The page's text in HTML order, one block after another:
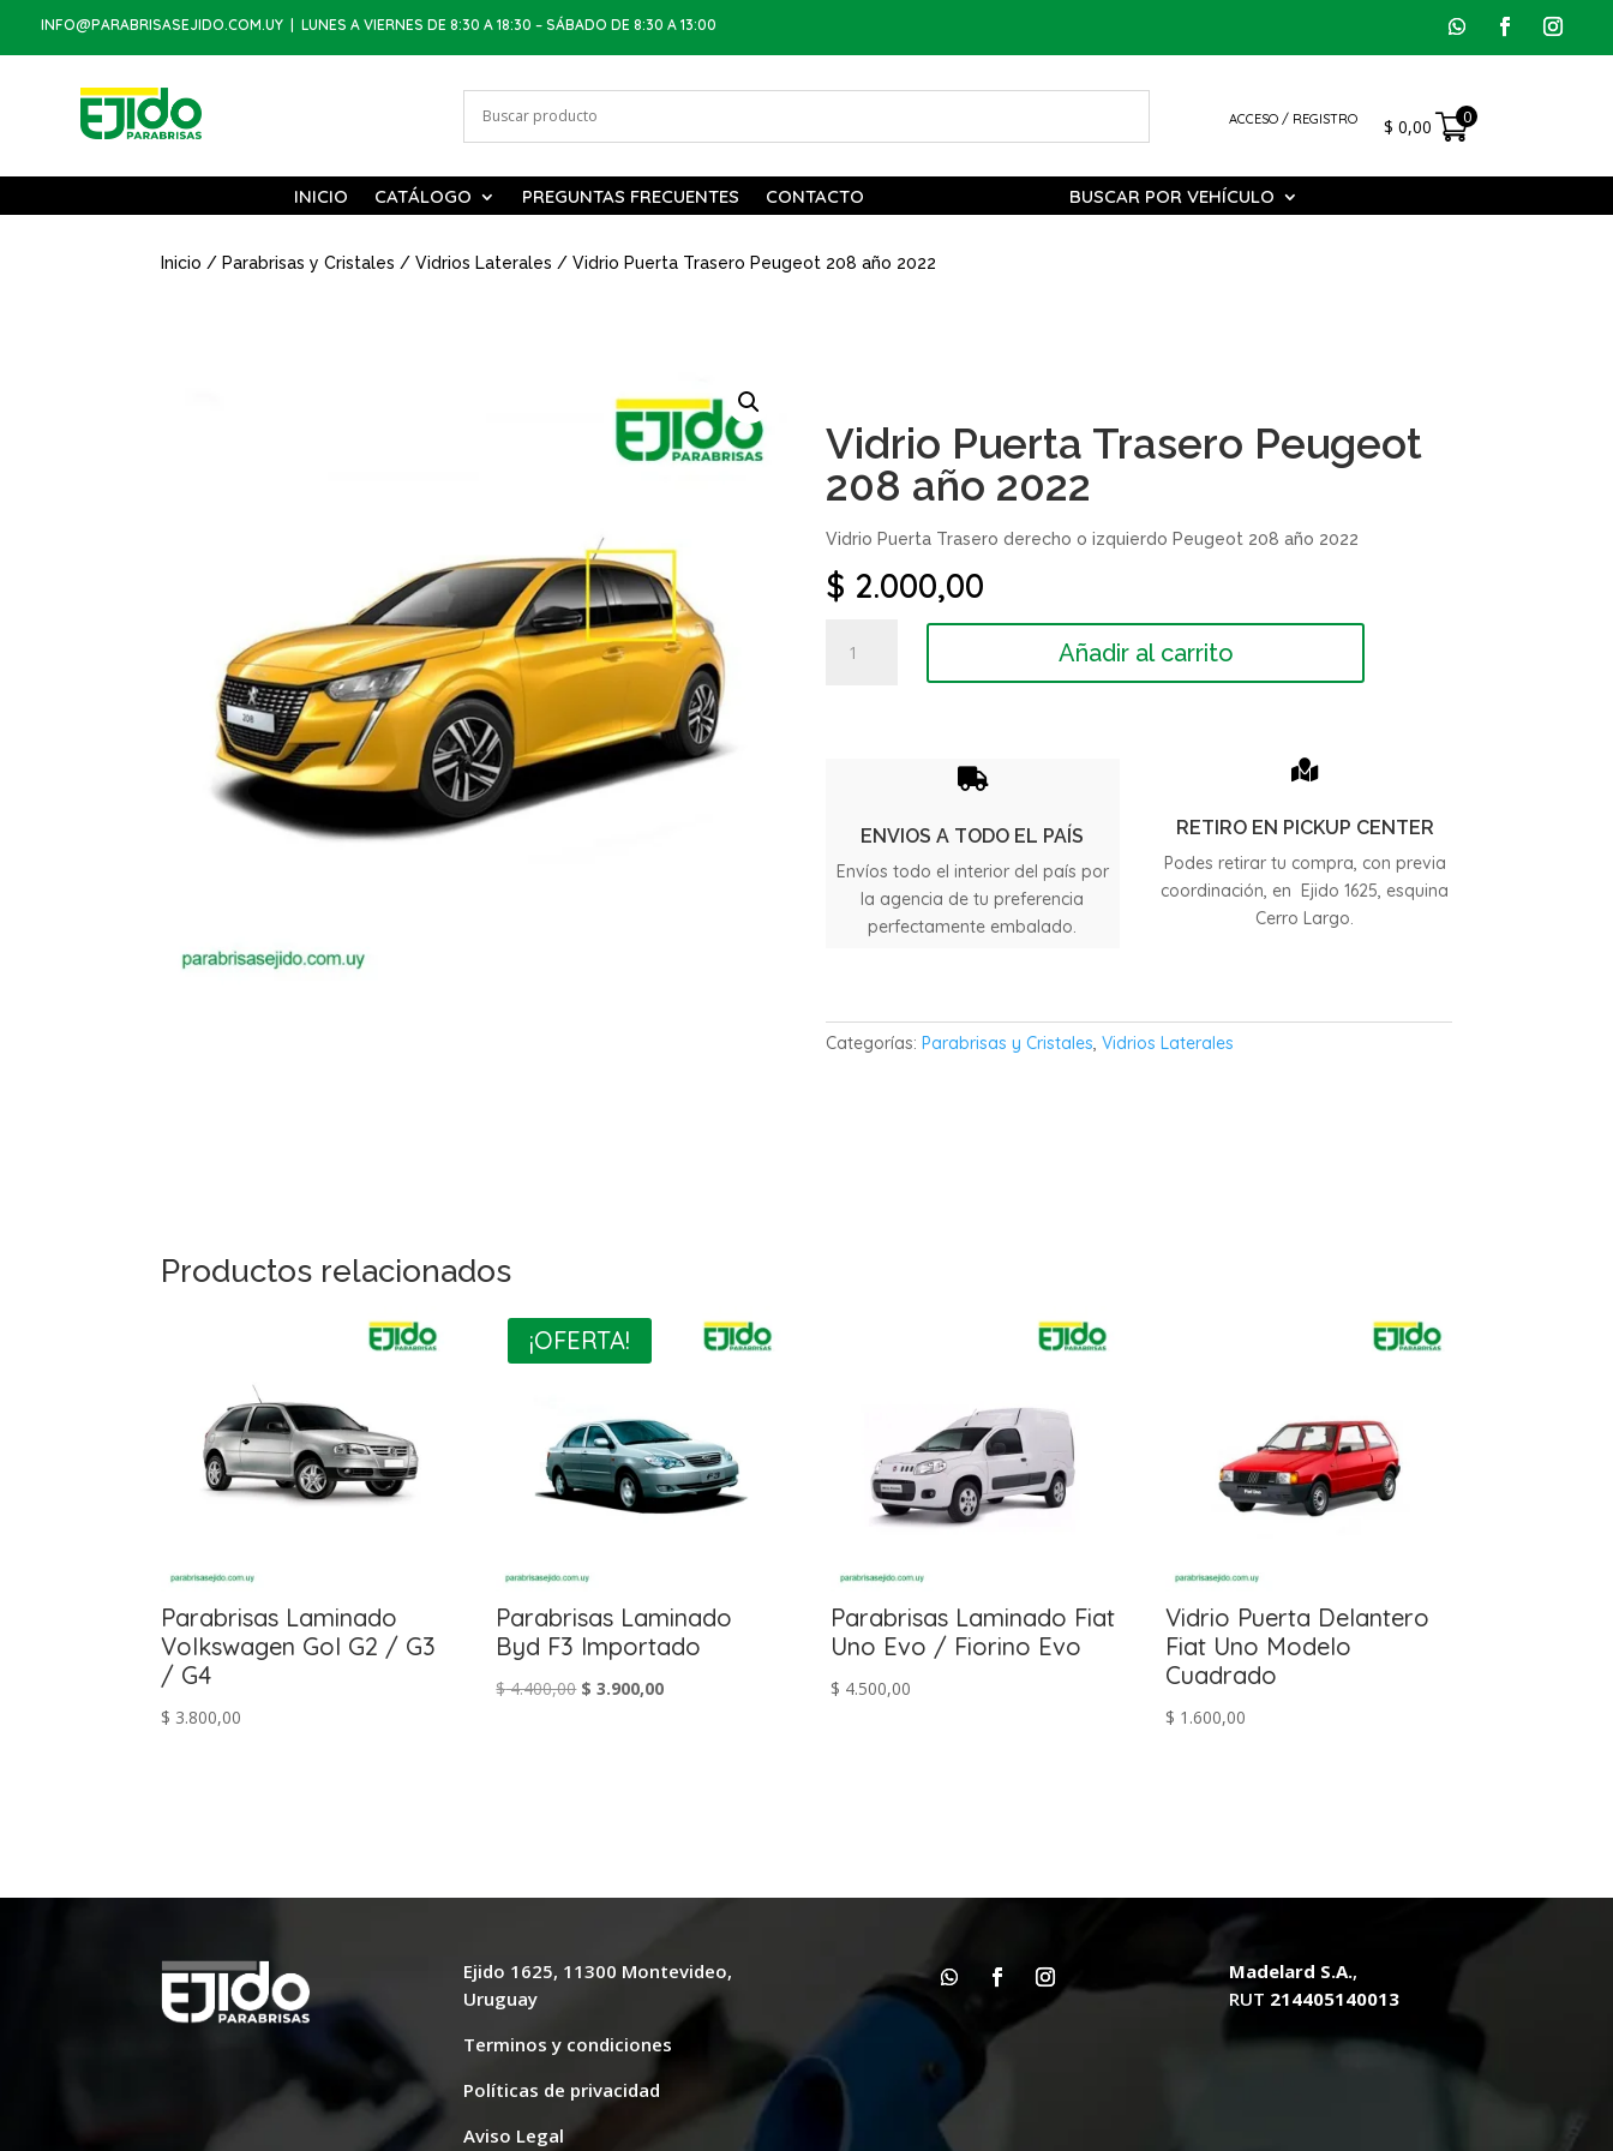
INFO@PARABRISASEJIDO.COM.UY| LUNES A VIERNES DE 8:30 A 18:30 – SÁBADO DE 8:30 A 13:00
ACCESO / REGISTRO $ 0,00 0
INICIO CATÁLOGO PREGUNTAS FRECUENTES CONTACTO BUSCAR POR VEHÍCULO
Inicio / Parabrisas y Cristales /Vidrios Laterales / Vidrio Puerta Trasero Peugeot 208 año 2022
Vidrio Puerta Trasero Peugeot
208 año 2022
Vidrio Puerta Trasero derecho o izquierdo Peugeot 208 año 2022
$ 2.000,00
Puerta
cantidad
Añadir al carrito

ENVIOS A TODO EL PAÍS
Envíos todo el interior del país por
la agencia de tu preferencia
perfectamente embalado.

RETIRO EN PICKUP CENTER
Podes retirar tu compra, con previa
coordinación, en Ejido 1625, esquina
Cerro Largo.
Categorías:Parabrisas y Cristales,Vidrios Laterales
Productos relacionados
Parabrisas Laminado
Volkswagen Gol G2 / G3
/ G4
$ 3.800,00
¡OFERTA!
Parabrisas Laminado
Byd F3 Importado
$4.400,00 El
$ 3.900,00El
Parabrisas Laminado Fiat
Uno Evo / Fiorino Evo
$ 4.500,00
Vidrio Puerta Delantero
Fiat Uno Modelo
Cuadrado
$ 1.600,00
Ejido 1625, 11300 Montevideo,
Uruguay
Terminos y condiciones
Políticas de privacidad
Aviso Legal
Madelard S.A.,
RUT 214405140013